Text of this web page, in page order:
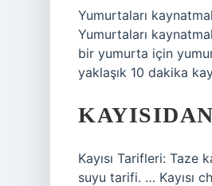
Yumurtaları
Yumurtaları
bir yumurta için
yaklaşık 10 dakika
Kayısı Tarifleri: Taze
suyu tarifi. … Kayısı